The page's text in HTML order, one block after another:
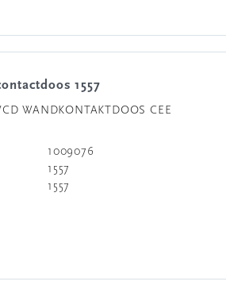
1557
WANDKONTAKTDOOS CEE
1009076
1557
1557